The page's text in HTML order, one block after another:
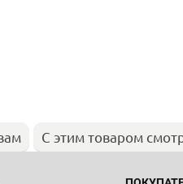
С этим товаром